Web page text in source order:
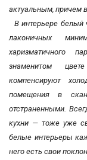
актуальным, причем
В интерьере
лаконичных
харизматичного
знаменитом
компенсируют
помещения в
отстраненными.
кухни — тоже уже
белые интерьеры
него есть свои